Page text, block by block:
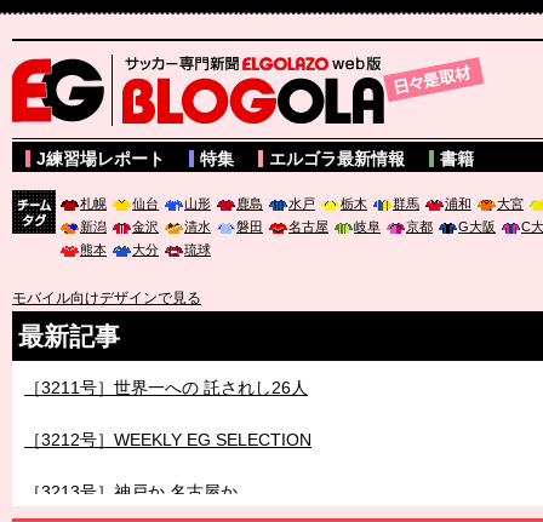
サッカー専門新聞ELGOLAZO web版 BLOGOLA
J練習場レポート 特集 エルゴラ最新情報 書籍
札幌 仙台 山形 鹿島 水戸 栃木 群馬 浦和
大宮
新潟
金沢 清水 磐田 名古屋 岐阜 京都 G大阪
C
熊本
大分 琉球
モバイル向けデザインで見る
最新記事
［3210号］FINAL
［3211号］世界一への 託されし26人
［3212号］WEEKLY EG SELECTION